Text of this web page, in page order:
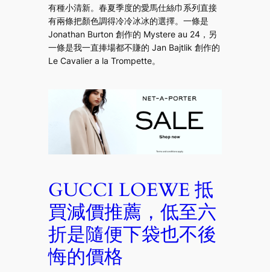
有種小清新。春夏季度的愛馬仕絲巾系列直接
有兩條把顏色調得冷冷冰冰的選擇。一條是
Jonathan Burton 創作的 Mystere au 24，另
一條是我一直捧場都不賺的 Jan Bajtlik 創作的
Le Cavalier a la Trompette。
GUCCI LOEWE 抵
買減價推薦，低至六
折是隨便下袋也不後
悔的價格